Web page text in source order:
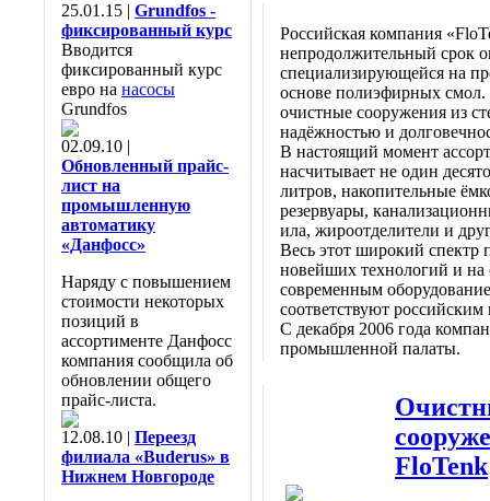
25.01.15 | Grundfos -
фиксированный курс
Вводится
фиксированный курс
евро на насосы
Grundfos
02.09.10 |
Обновленный прайс-
лист на
промышленную
автоматику
«Данфосс»
Наряду с повышением
стоимости некоторых
позиций в
ассортименте Данфосс
компания сообщила об
обновлении общего
прайс-листа.
12.08.10 | Переезд
филиала «Buderus» в
Нижнем Новгороде
Российская компания
непродолжительный срок
специализирующейся на
основе полиэфирных
очистные сооружения из
надёжностью и
В настоящий момент
насчитывает не один
литров, накопительные
резервуары,
ила, жироотделители и
Весь этот широкий спектр
новейших технологий и
современным
соответствуют
С декабря 2006 года
промышленной палаты.
FloTenk